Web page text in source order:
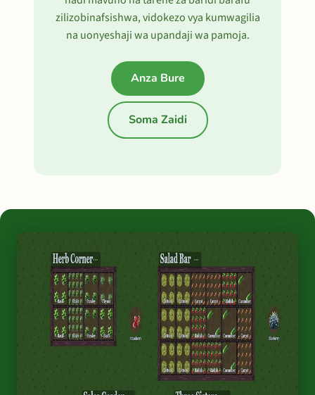
zilizobinafsishwa, vidokezo vya kumwagilia
na uonyeshaji wa upandaji wa pamoja.
Anza Bure
Soma Zaidi